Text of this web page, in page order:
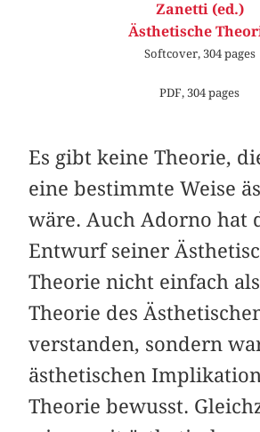
Zanetti (ed.)
Ästhetische
Softcover, 304 pages
PDF, 304 pages
Es gibt keine Theorie,
eine bestimmte Weise
wäre. Auch Adorno hat
Entwurf seiner
Theorie nicht einfach
Theorie des
verstanden, sondern
ästhetischen
Theorie bewusst.